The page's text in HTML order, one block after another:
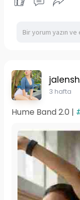
3 hafta
Hume Band 2.0 |